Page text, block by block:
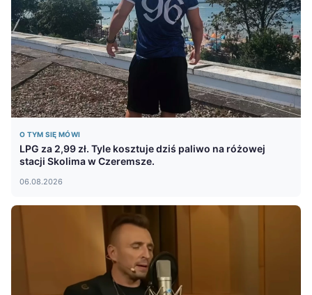
O TYM SIĘ MÓWI
LPG za 2,99 zł. Tyle kosztuje dziś paliwo na różowej
stacji Skolima w Czeremsze.
06.08.2026